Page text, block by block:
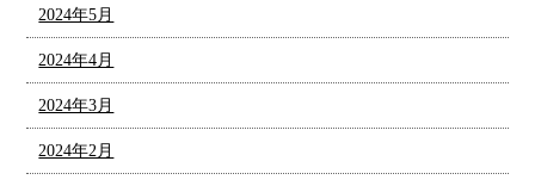
2024年5月
2024年4月
2024年3月
2024年2月